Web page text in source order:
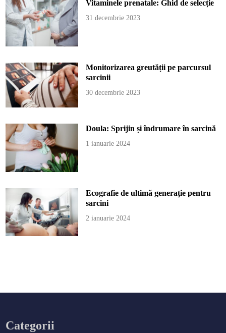
Vitaminele prenatale: Ghid de selecție
31 decembrie 2023
Monitorizarea greutății pe parcursul
sarcinii
30 decembrie 2023
Doula: Sprijin și îndrumare în sarcină
1 ianuarie 2024
Ecografie de ultimă generație pentru
sarcini
2 ianuarie 2024
Categorii